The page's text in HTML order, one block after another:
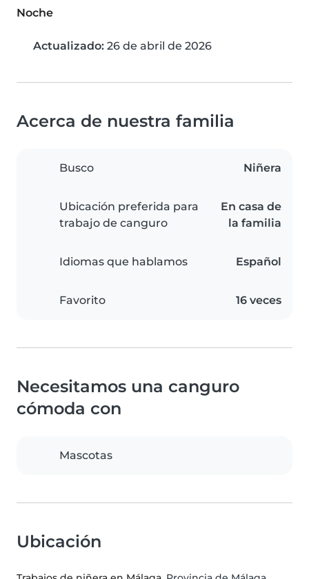
Noche
Actualizado: 26 de abril de 2026
Acerca de nuestra familia
Busco Niñera
Ubicación preferida para
trabajo de canguro
En casa de
la familia
Idiomas que hablamos Español
Favorito 16 veces
Necesitamos una canguro
cómoda con
Mascotas
Ubicación